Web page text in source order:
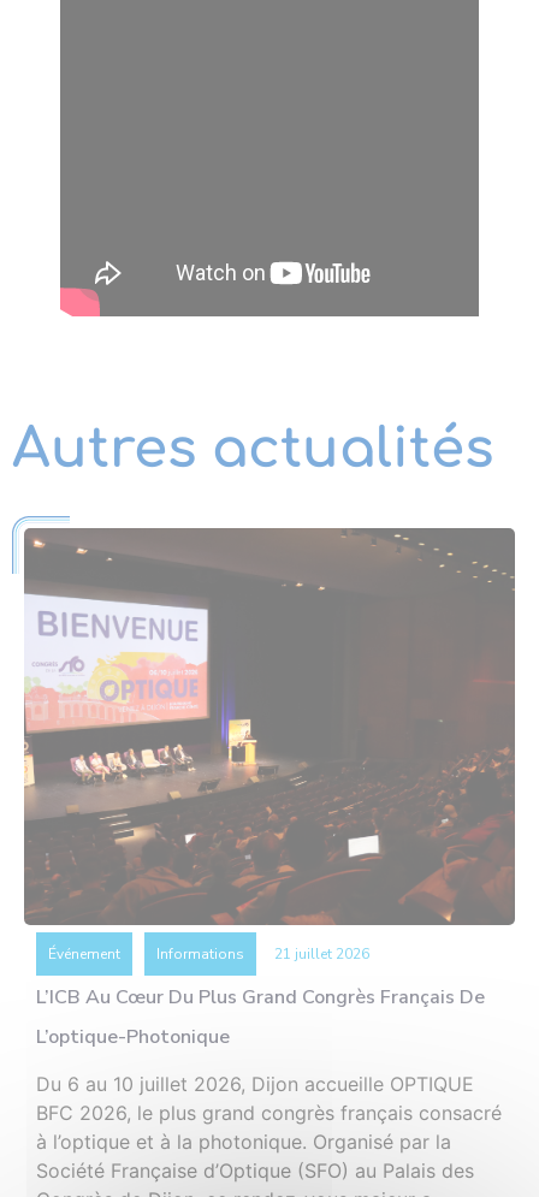
Autres actualités
Événement Informations 21 juillet 2026
L’ICB Au Cœur Du Plus Grand Congrès Français De
L’optique-Photonique
Du 6 au 10 juillet 2026, Dijon accueille OPTIQUE
BFC 2026, le plus grand congrès français consacré
à l’optique et à la photonique. Organisé par la
Société Française d’Optique (SFO) au Palais des